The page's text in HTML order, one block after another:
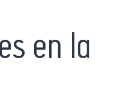
en la